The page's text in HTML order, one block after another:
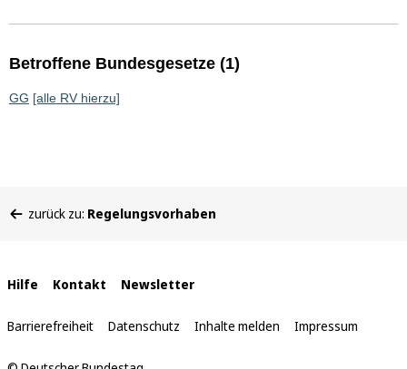
Betroffene Bundesgesetze (1)
GG [alle RV hierzu]
befinden
zurück zu: Regelungsvorhaben
Interne
Links
Hilfe Kontakt Newsletter
Barrierefreiheit Datenschutz Inhalte melden Impressum